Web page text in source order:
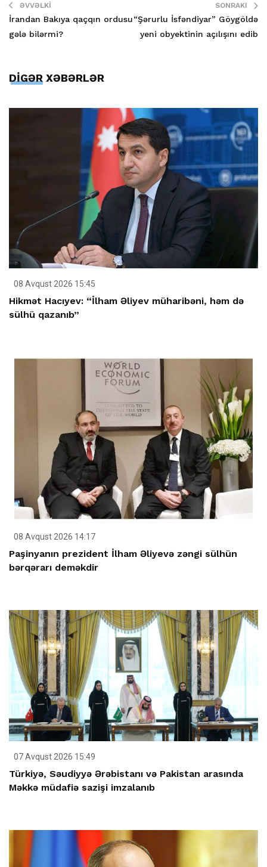
ƏVVƏLKI
İrandan Bakıya qaçqın ordusu
gələ bilərmi?
SONRAKI
“Şərurlu İsfəndiyar” Göygöldə
yeni obyektinin açılışını edib
DİGƏR XƏBƏRLƏR
08 Avqust 2026 15:45
Hikmət Hacıyev: “İlham Əliyev müharibəni, həm də
sülhü qazanıb”
08 Avqust 2026 14:17
Paşinyanın prezident İlham Əliyevə zəngi sülhün
bərqərarı deməkdir
07 Avqust 2026 15:49
Türkiyə, Səudiyyə Ərəbistanı və Pakistan arasında
Məkkə müdafiə sazişi imzalanıb